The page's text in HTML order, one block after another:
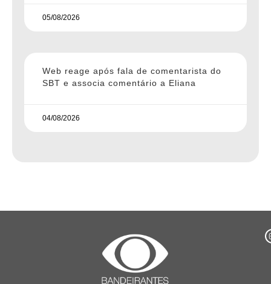
05/08/2026
Web reage após fala de comentarista do
SBT e associa comentário a Eliana
04/08/2026